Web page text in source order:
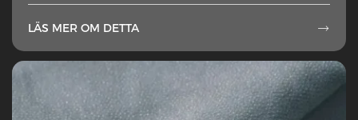
LÄS MER OM DETTA 